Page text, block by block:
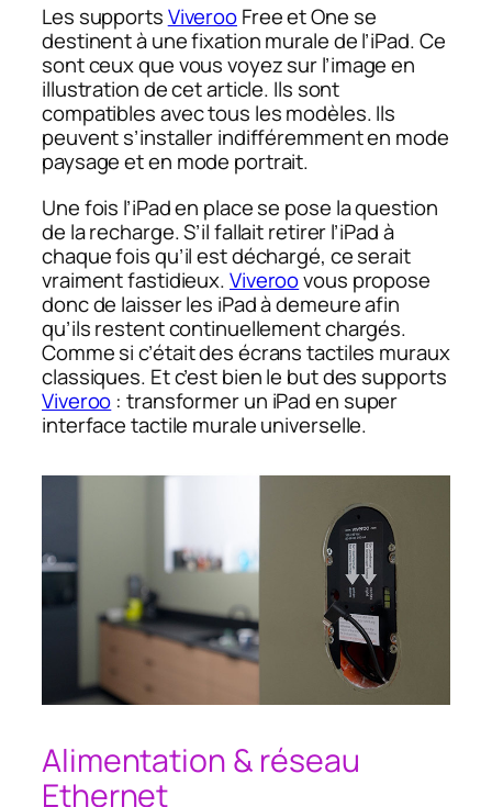
Les supportsViverooFree et One se
destinent à une fixation murale de l’iPad. Ce
sont ceux que vous voyez sur l’image en
illustration de cet article. Ils sont
compatibles avec tous les modèles. Ils
peuvent s’installer indifféremment en mode
paysage et en mode portrait.
Une fois l’iPad en place se pose la question
de la recharge. S’il fallait retirer l’iPad à
chaque fois qu’il est déchargé, ce serait
vraiment fastidieux.Viveroovous propose
donc de laisser les iPad à demeure afin
qu’ils restent continuellement chargés.
Comme si c’était des écrans tactiles muraux
classiques. Et c’est bien le but des supports
Viveroo : transformer un iPad en super
interface tactile murale universelle.
Alimentation & réseau
Ethernet